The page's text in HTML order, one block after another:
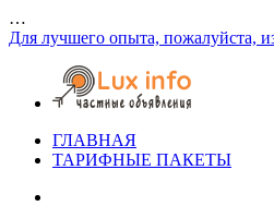
…
Для лучшего опыта, пожалуйста,
ГЛАВНАЯ
ТАРИФНЫЕ ПАКЕТЫ